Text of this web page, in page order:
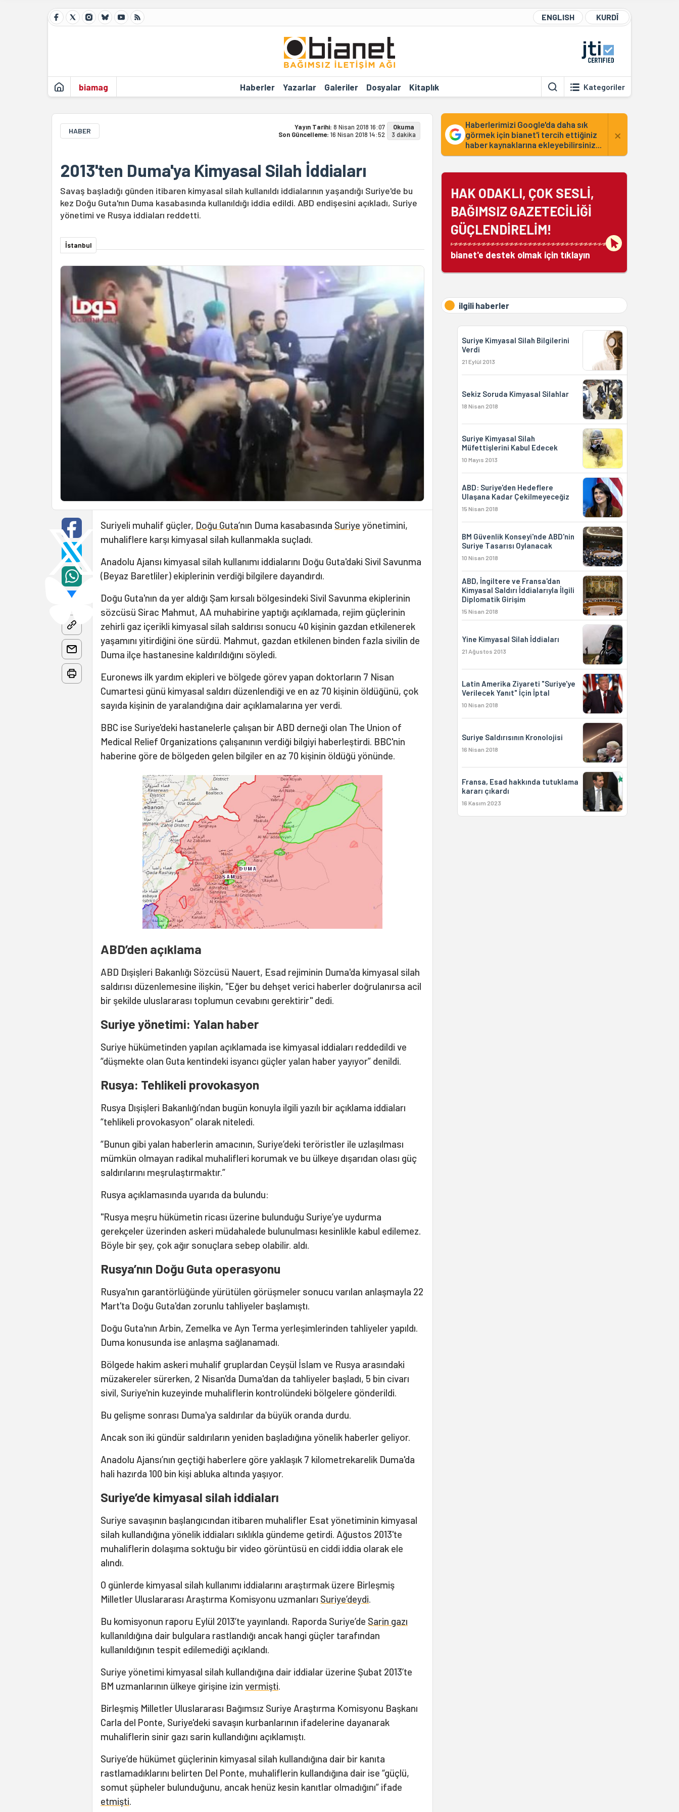
ENGLISH KURDÎ
biamag Haberler Yazarlar Galeriler Dosyalar Kitaplık Kategoriler
HABER Yayın Tarihi: 8 Nisan 2018 16:07
Son Güncelleme: 16 Nisan 2018 14:52
Okuma
3 dakika
2013'ten Duma'ya Kimyasal Silah İddiaları
Savaş başladığı günden itibaren kimyasal silah kullanıldı iddialarının yaşandığı Suriye'de bu
kez Doğu Guta'nın Duma kasabasında kullanıldığı iddia edildi. ABD endişesini açıkladı, Suriye
yönetimi ve Rusya iddiaları reddetti.
İstanbul
Suriyeli muhalif güçler, Doğu Guta’nın Duma kasabasında Suriye yönetimini,
muhaliflere karşı kimyasal silah kullanmakla suçladı.
Anadolu Ajansı kimyasal silah kullanımı iddialarını Doğu Guta'daki Sivil Savunma
(Beyaz Baretliler) ekiplerinin verdiği bilgilere dayandırdı.
Doğu Guta'nın da yer aldığı Şam kırsalı bölgesindeki Sivil Savunma ekiplerinin
sözcüsü Sirac Mahmut, AA muhabirine yaptığı açıklamada, rejim güçlerinin
zehirli gaz içerikli kimyasal silah saldırısı sonucu 40 kişinin gazdan etkilenerek
yaşamını yitirdiğini öne sürdü. Mahmut, gazdan etkilenen binden fazla sivilin de
Duma ilçe hastanesine kaldırıldığını söyledi.
Euronews ilk yardım ekipleri ve bölgede görev yapan doktorların 7 Nisan
Cumartesi günü kimyasal saldırı düzenlendiği ve en az 70 kişinin öldüğünü, çok
sayıda kişinin de yaralandığına dair açıklamalarına yer verdi.
BBC ise Suriye'deki hastanelerle çalışan bir ABD derneği olan The Union of
Medical Relief Organizations çalışanının verdiği bilgiyi haberleştirdi. BBC'nin
haberine göre de bölgeden gelen bilgiler en az 70 kişinin öldüğü yönünde.
ABD’den açıklama
ABD Dışişleri Bakanlığı Sözcüsü Nauert, Esad rejiminin Duma'da kimyasal silah
saldırısı düzenlemesine ilişkin, "Eğer bu dehşet verici haberler doğrulanırsa acil
bir şekilde uluslararası toplumun cevabını gerektirir" dedi.
Suriye yönetimi: Yalan haber
Suriye hükümetinden yapılan açıklamada ise kimyasal iddiaları reddedildi ve
“düşmekte olan Guta kentindeki isyancı güçler yalan haber yayıyor” denildi.
Rusya: Tehlikeli provokasyon
Rusya Dışişleri Bakanlığı’ndan bugün konuyla ilgili yazılı bir açıklama iddiaları
“tehlikeli provokasyon” olarak niteledi.
“Bunun gibi yalan haberlerin amacının, Suriye’deki teröristler ile uzlaşılması
mümkün olmayan radikal muhalifleri korumak ve bu ülkeye dışarıdan olası güç
saldırılarını meşrulaştırmaktır.”
Rusya açıklamasında uyarıda da bulundu:
"Rusya meşru hükümetin ricası üzerine bulunduğu Suriye’ye uydurma
gerekçeler üzerinden askeri müdahalede bulunulması kesinlikle kabul edilemez.
Böyle bir şey, çok ağır sonuçlara sebep olabilir. aldı.
Rusya’nın Doğu Guta operasyonu
Rusya'nın garantörlüğünde yürütülen görüşmeler sonucu varılan anlaşmayla 22
Mart'ta Doğu Guta'dan zorunlu tahliyeler başlamıştı.
Doğu Guta'nın Arbin, Zemelka ve Ayn Terma yerleşimlerinden tahliyeler yapıldı.
Duma konusunda ise anlaşma sağlanamadı.
Bölgede hakim askeri muhalif gruplardan Ceyşül İslam ve Rusya arasındaki
müzakereler sürerken, 2 Nisan'da Duma'dan da tahliyeler başladı, 5 bin civarı
sivil, Suriye'nin kuzeyinde muhaliflerin kontrolündeki bölgelere gönderildi.
Bu gelişme sonrası Duma'ya saldırılar da büyük oranda durdu.
Ancak son iki gündür saldırıların yeniden başladığına yönelik haberler geliyor.
Anadolu Ajansı’nın geçtiği haberlere göre yaklaşık 7 kilometrekarelik Duma'da
hali hazırda 100 bin kişi abluka altında yaşıyor.
Suriye’de kimyasal silah iddiaları
Suriye savaşının başlangıcından itibaren muhalifler Esat yönetiminin kimyasal
silah kullandığına yönelik iddiaları sıklıkla gündeme getirdi. Ağustos 2013'te
muhaliflerin dolaşıma soktuğu bir video görüntüsü en ciddi iddia olarak ele
alındı.
O günlerde kimyasal silah kullanımı iddialarını araştırmak üzere Birleşmiş
Milletler Uluslararası Araştırma Komisyonu uzmanları Suriye’deydi.
Bu komisyonun raporu Eylül 2013’te yayınlandı. Raporda Suriye’de Sarin gazı
kullanıldığına dair bulgulara rastlandığı ancak hangi güçler tarafından
kullanıldığının tespit edilemediği açıklandı.
Suriye yönetimi kimyasal silah kullandığına dair iddialar üzerine Şubat 2013’te
BM uzmanlarının ülkeye girişine izin vermişti.
Birleşmiş Milletler Uluslararası Bağımsız Suriye Araştırma Komisyonu Başkanı
Carla del Ponte, Suriye'deki savaşın kurbanlarının ifadelerine dayanarak
muhaliflerin sinir gazı sarin kullandığını açıklamıştı.
Suriye’de hükümet güçlerinin kimyasal silah kullandığına dair bir kanıta
rastlamadıklarını belirten Del Ponte, muhaliflerin kullandığına dair ise “güçlü,
somut şüpheler bulunduğunu, ancak henüz kesin kanıtlar olmadığını” ifade
etmişti.
Haberlerimizi Google'da daha sık
görmek için bianet'i tercih ettiğiniz
haber kaynaklarına ekleyebilirsiniz...
×
HAK ODAKLI, ÇOK SESLİ,
BAĞIMSIZ GAZETECİLİĞİ
GÜÇLENDİRELİM!
bianet'e destek olmak için tıklayın
ilgili haberler
Suriye Kimyasal Silah Bilgilerini
Verdi
21 Eylül 2013
Sekiz Soruda Kimyasal Silahlar
18 Nisan 2018
Suriye Kimyasal Silah
Müfettişlerini Kabul Edecek
10 Mayıs 2013
ABD: Suriye'den Hedeflere
Ulaşana Kadar Çekilmeyeceğiz
15 Nisan 2018
BM Güvenlik Konseyi'nde ABD'nin
Suriye Tasarısı Oylanacak
10 Nisan 2018
ABD, İngiltere ve Fransa'dan
Kimyasal Saldırı İddialarıyla İlgili
Diplomatik Girişim
15 Nisan 2018
Yine Kimyasal Silah İddiaları
21 Ağustos 2013
Latin Amerika Ziyareti "Suriye'ye
Verilecek Yanıt" İçin İptal
10 Nisan 2018
Suriye Saldırısının Kronolojisi
16 Nisan 2018
Fransa, Esad hakkında tutuklama
kararı çıkardı
16 Kasım 2023